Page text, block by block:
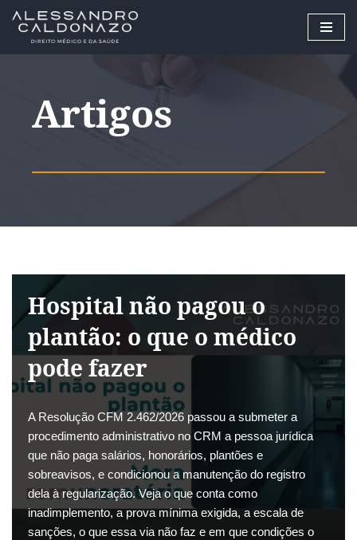
Pular
conteúdo
Artigos
Hospital não pagou o
plantão: o que o médico
pode fazer
A Resolução CFM 2.462/2026 passou a submeter a
procedimento administrativo no CRM a pessoa jurídica
que não paga salários, honorários, plantões e
sobreavisos, e condicionou a manutenção do registro
dela à regularização. Veja o que conta como
inadimplemento, a prova mínima exigida, a escala de
sanções, o que essa via não faz e em que condições o